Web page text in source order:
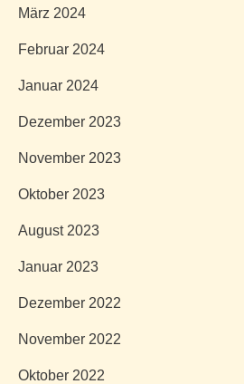
März 2024
Februar 2024
Januar 2024
Dezember 2023
November 2023
Oktober 2023
August 2023
Januar 2023
Dezember 2022
November 2022
Oktober 2022